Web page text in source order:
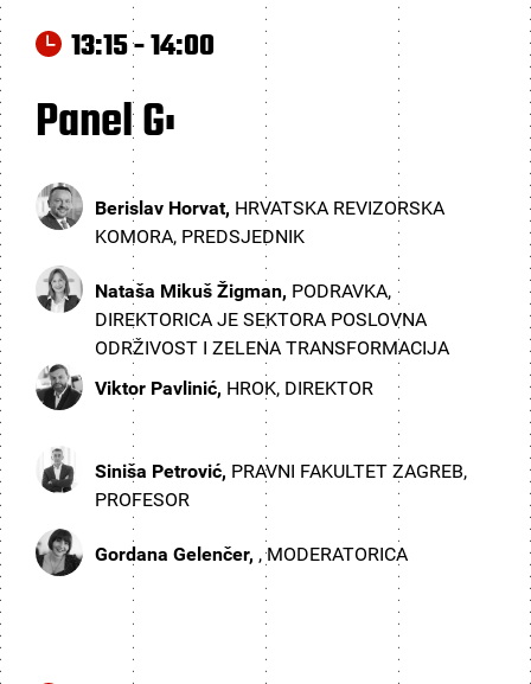
13:15 - 14:00
Panel G:
Berislav Horvat, HRVATSKA REVIZORSKA
KOMORA, PREDSJEDNIK
Nataša Mikuš Žigman, PODRAVKA,
DIREKTORICA JE SEKTORA POSLOVNA
ODRŽIVOST I ZELENA TRANSFORMACIJA
Viktor Pavlinić, HROK, DIREKTOR
Siniša Petrović, PRAVNI FAKULTET ZAGREB,
PROFESOR
Gordana Gelenčer, , MODERATORICA